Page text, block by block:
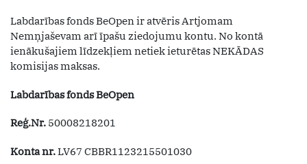
Labdarības fonds BeOpen ir atvēris Artjomam
Nemņjaševam arī īpašu ziedojumu kontu. No kontā
ienākušajiem līdzekļiem netiek ieturētas NEKĀDAS
komisijas maksas.
Labdarības fonds BeOpen
Reģ.Nr. 50008218201
Konta nr.LV67 CBBR1123215501030